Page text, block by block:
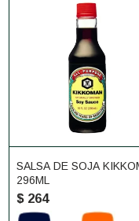
SALSA DE SOJA
296ML
$ 264